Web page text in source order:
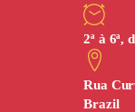
2ª à 6ª,
Rua
Brazil